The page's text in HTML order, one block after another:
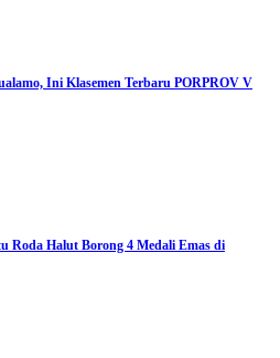
Ini Klasemen Terbaru PORPROV V
Roda Halut Borong 4 Medali Emas di